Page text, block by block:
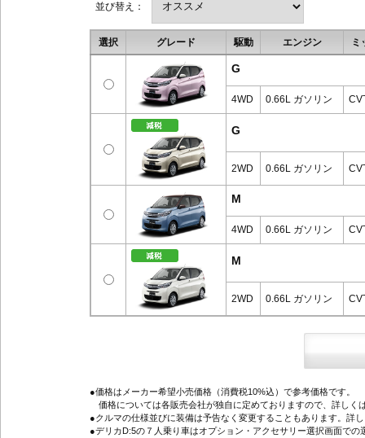
並び替え：
選択 グレード 駆動 エンジン ミ
G
4WD 0.66L ガソリン
G
2WD 0.66L ガソリン
M
4WD 0.66L ガソリン
M
2WD 0.66L ガソリン
●価格はメーカー希望小売価格（消費税10%込）で参考価格です。
価格については各販売会社が独自に定めておりますので、詳しく
●クルマの仕様並びに装備は予告なく変更することもあります。詳
●デリカD:5の７人乗り車はオプション・アクセサリー選択画面での